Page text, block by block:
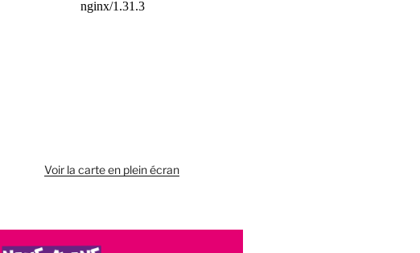
Voir la carte en plein écran